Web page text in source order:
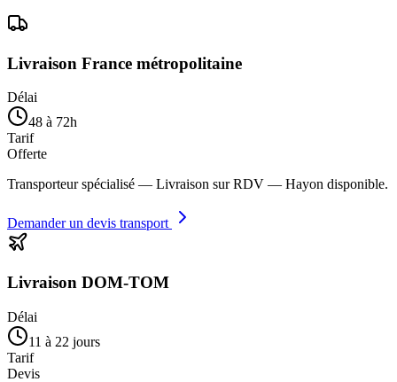
Livraison France métropolitaine
Délai
48 à 72h
Tarif
Offerte
Transporteur spécialisé — Livraison sur RDV — Hayon disponible.
Demander un devis transport
Livraison DOM-TOM
Délai
11 à 22 jours
Tarif
Devis